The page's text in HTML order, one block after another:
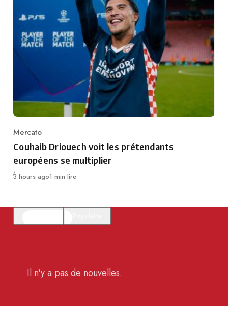
Category
Mercato
Couhaib Driouech voit les prétendants
européens se multiplier
Publié
3 hours ago1 min lire
Il n'y a pas de nouvelles.